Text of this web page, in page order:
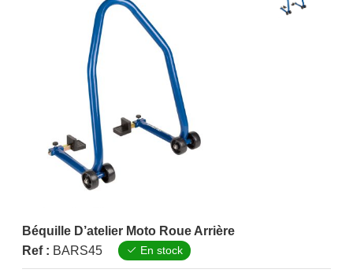
Béquille D’atelier Moto Roue Arrière
Ref : BARS45 En stock